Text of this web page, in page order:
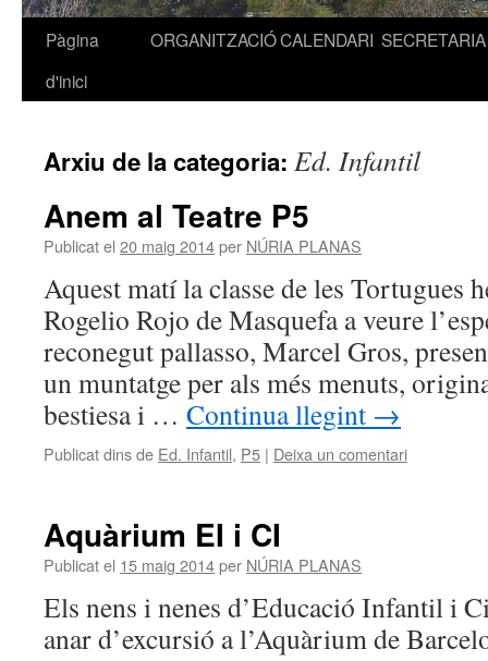
Vés
Pàgina
d'inici
ORGANITZACIÓCALENDARI SECRETARIA
Arxiu de la categoria: Ed. Infantil
Anem al Teatre P5
Publicat el 20 maig 2014per NÚRIA PLANAS
Aquest matí la classe de les Tortugues
Rogelio Rojo de Masquefa a veure
reconegut pallasso, Marcel Gros,
un muntatge per als més menuts,
bestiesa i … Continua llegint →
Publicat dins de Ed. Infantil, P5 | Deixa un comentari
Aquàrium EI i CI
Publicat el 15 maig 2014per NÚRIA PLANAS
Els nens i nenes d’Educació Infantil i
anar d’excursió a l’Aquàrium de